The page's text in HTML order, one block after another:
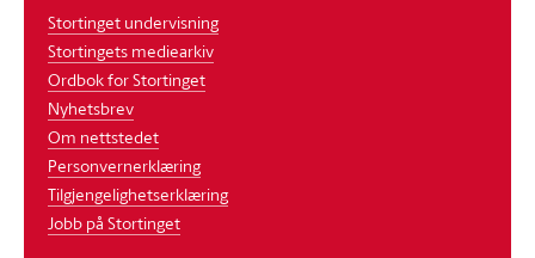
Stortinget undervisning
Stortingets mediearkiv
Ordbok for Stortinget
Nyhetsbrev
Om nettstedet
Personvernerklæring
Tilgjengelighetserklæring
Jobb på Stortinget